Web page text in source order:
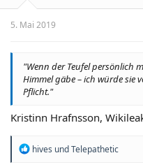
5. Mai 2019
"Wenn der Teufel persönlich
Himmel gäbe – ich würde sie
Pflicht."
Kristinn Hrafnsson,
R
hives undTelepathetic